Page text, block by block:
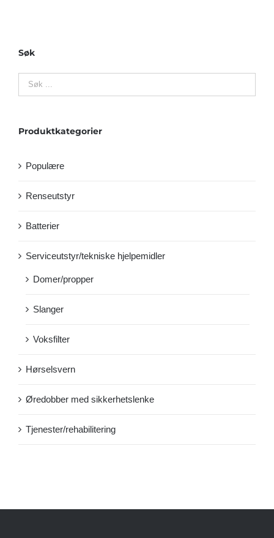
Søk
Produktkategorier
Populære
Renseutstyr
Batterier
Serviceutstyr/tekniske hjelpemidler
Domer/propper
Slanger
Voksfilter
Hørselsvern
Øredobber med sikkerhetslenke
Tjenester/rehabilitering